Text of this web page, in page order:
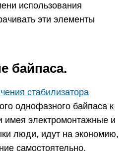
использования
эти элементы
байпаса.
стабилизатора
однофазного байпаса к
имея электромонтажные и
люди, идут на экономию,
самостоятельно.